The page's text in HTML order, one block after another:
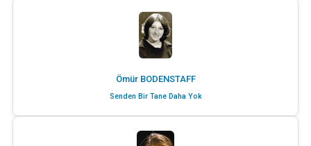
Ömür BODENSTAFF
Senden Bir Tane Daha Yok